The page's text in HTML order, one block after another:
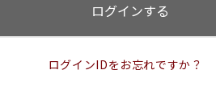
ログインする
ログインIDをお忘れですか？